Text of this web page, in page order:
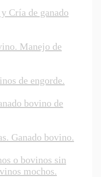
Cría de ganado
Manejo de
de engorde.
bovino de
Ganado bovino.
o bovinos sin
mochos.